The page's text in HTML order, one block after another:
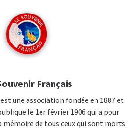
Français
une association fondée en 1887 et
le 1er février 1906 qui a pour
de tous ceux qui sont morts